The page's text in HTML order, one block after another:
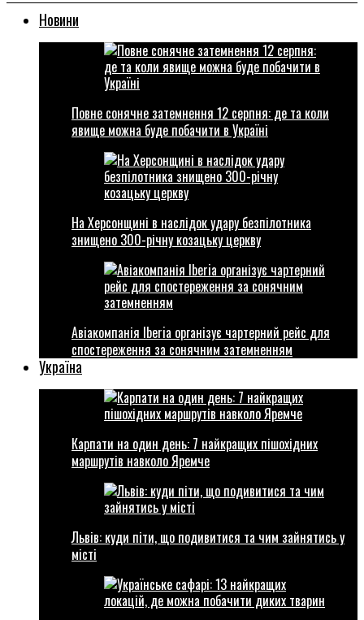
Новини
Повне сонячне затемнення 12 серпня: де та коли
явище можна буде побачити в Україні
На Херсонщині в наслідок удару безпілотника
знищено 300-річну козацьку церкву
Авіакомпанія Iberia організує чартерний рейс для
спостереження за сонячним затемненням
Україна
Карпати на один день: 7 найкращих пішохідних
маршрутів навколо Яремче
Львів: куди піти, що подивитися та чим зайнятись у
місті